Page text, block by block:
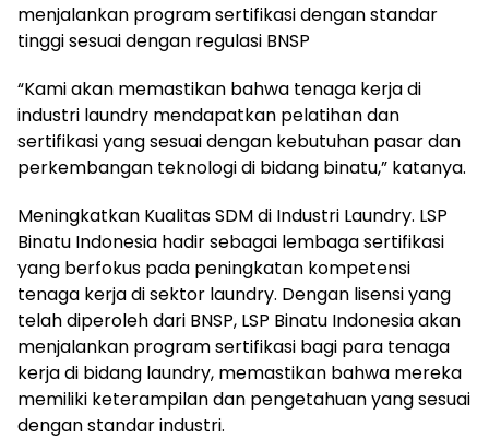
menjalankan program sertifikasi dengan standar
tinggi sesuai dengan regulasi BNSP
“Kami akan memastikan bahwa tenaga kerja di
industri laundry mendapatkan pelatihan dan
sertifikasi yang sesuai dengan kebutuhan pasar dan
perkembangan teknologi di bidang binatu,” katanya.
Meningkatkan Kualitas SDM di Industri Laundry. LSP
Binatu Indonesia hadir sebagai lembaga sertifikasi
yang berfokus pada peningkatan kompetensi
tenaga kerja di sektor laundry. Dengan lisensi yang
telah diperoleh dari BNSP, LSP Binatu Indonesia akan
menjalankan program sertifikasi bagi para tenaga
kerja di bidang laundry, memastikan bahwa mereka
memiliki keterampilan dan pengetahuan yang sesuai
dengan standar industri.